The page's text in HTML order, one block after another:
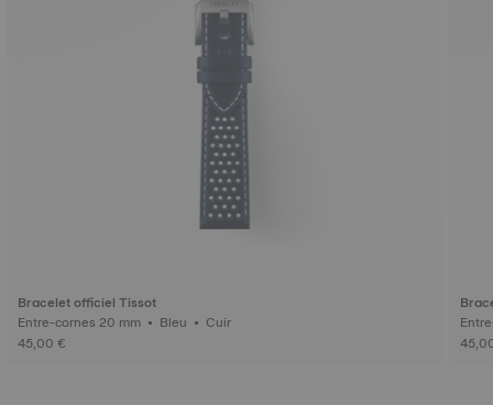
Bracelet officiel Tissot
Entre-cornes 20 mm • Bleu • Cuir
45,00 €